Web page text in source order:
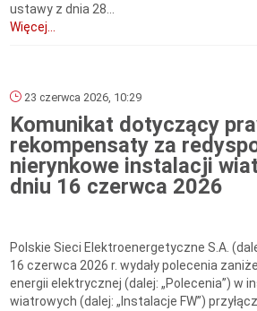
ustawy z dnia 28...
Więcej...
23 czerwca 2026, 10:29
Komunikat dotyczący
rekompensaty za
nierynkowe instalacji
dniu 16 czerwca 2026
Polskie Sieci Elektroenergetyczne S.A.
16 czerwca 2026 r. wydały polecenia
energii elektrycznej (dalej: „Polecenia”) w
wiatrowych (dalej: „Instalacje FW”)